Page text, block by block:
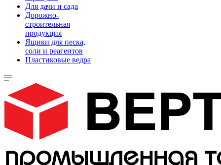
Для дачи и сада
Дорожно-
строительная
продукция
Ящики для песка,
соли и реагентов
Пластиковые ведра